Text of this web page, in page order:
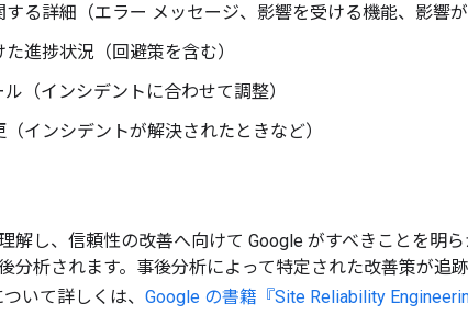
る詳細（エラー メッセージ、影響を受ける機能、影響が
進捗状況（回避策を含む）
（インシデントに合わせて調整）
インシデントが解決されたときなど）
解し、信頼性の改善へ向けて Google がすべきことを明
分析されます。事後分析によって特定された改善策が追跡
いて詳しくは、 Google の書籍『Site Reliability